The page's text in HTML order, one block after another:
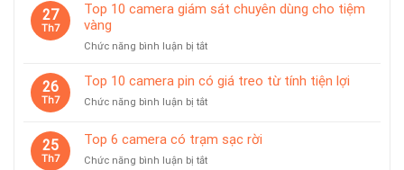
27
Th7
Top 10 camera giám sát chuyên dùng cho tiệm
vàng
Chức năng bình luận bị tắtở
10
camera
giám
chuyên
26
Th7
Top 10 camera pin có giá treo từ tính tiện lợi
Chức năng bình luận bị tắtở
camera
pin
25
Th7
Top 6 camera có trạm sạc rời
Chức năng bình luận bị tắtở